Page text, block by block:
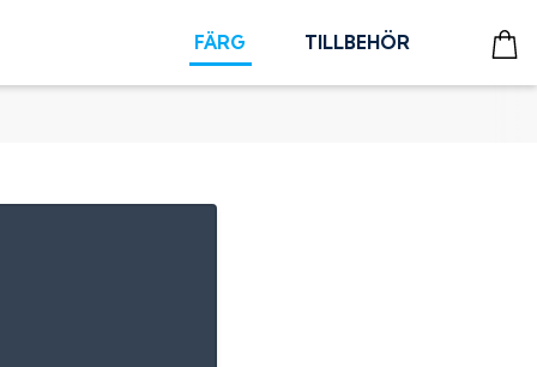
FÄRG TILLBEHÖR